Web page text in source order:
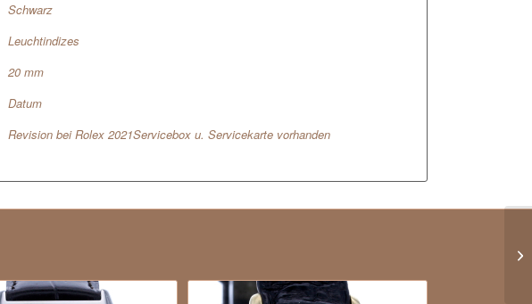
Schwarz
Leuchtindizes
20 mm
Datum
Revision bei Rolex 2021Servicebox u. Servicekarte vorhanden